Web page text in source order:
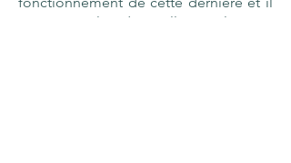
a pour rôle de veiller à l’intérêt